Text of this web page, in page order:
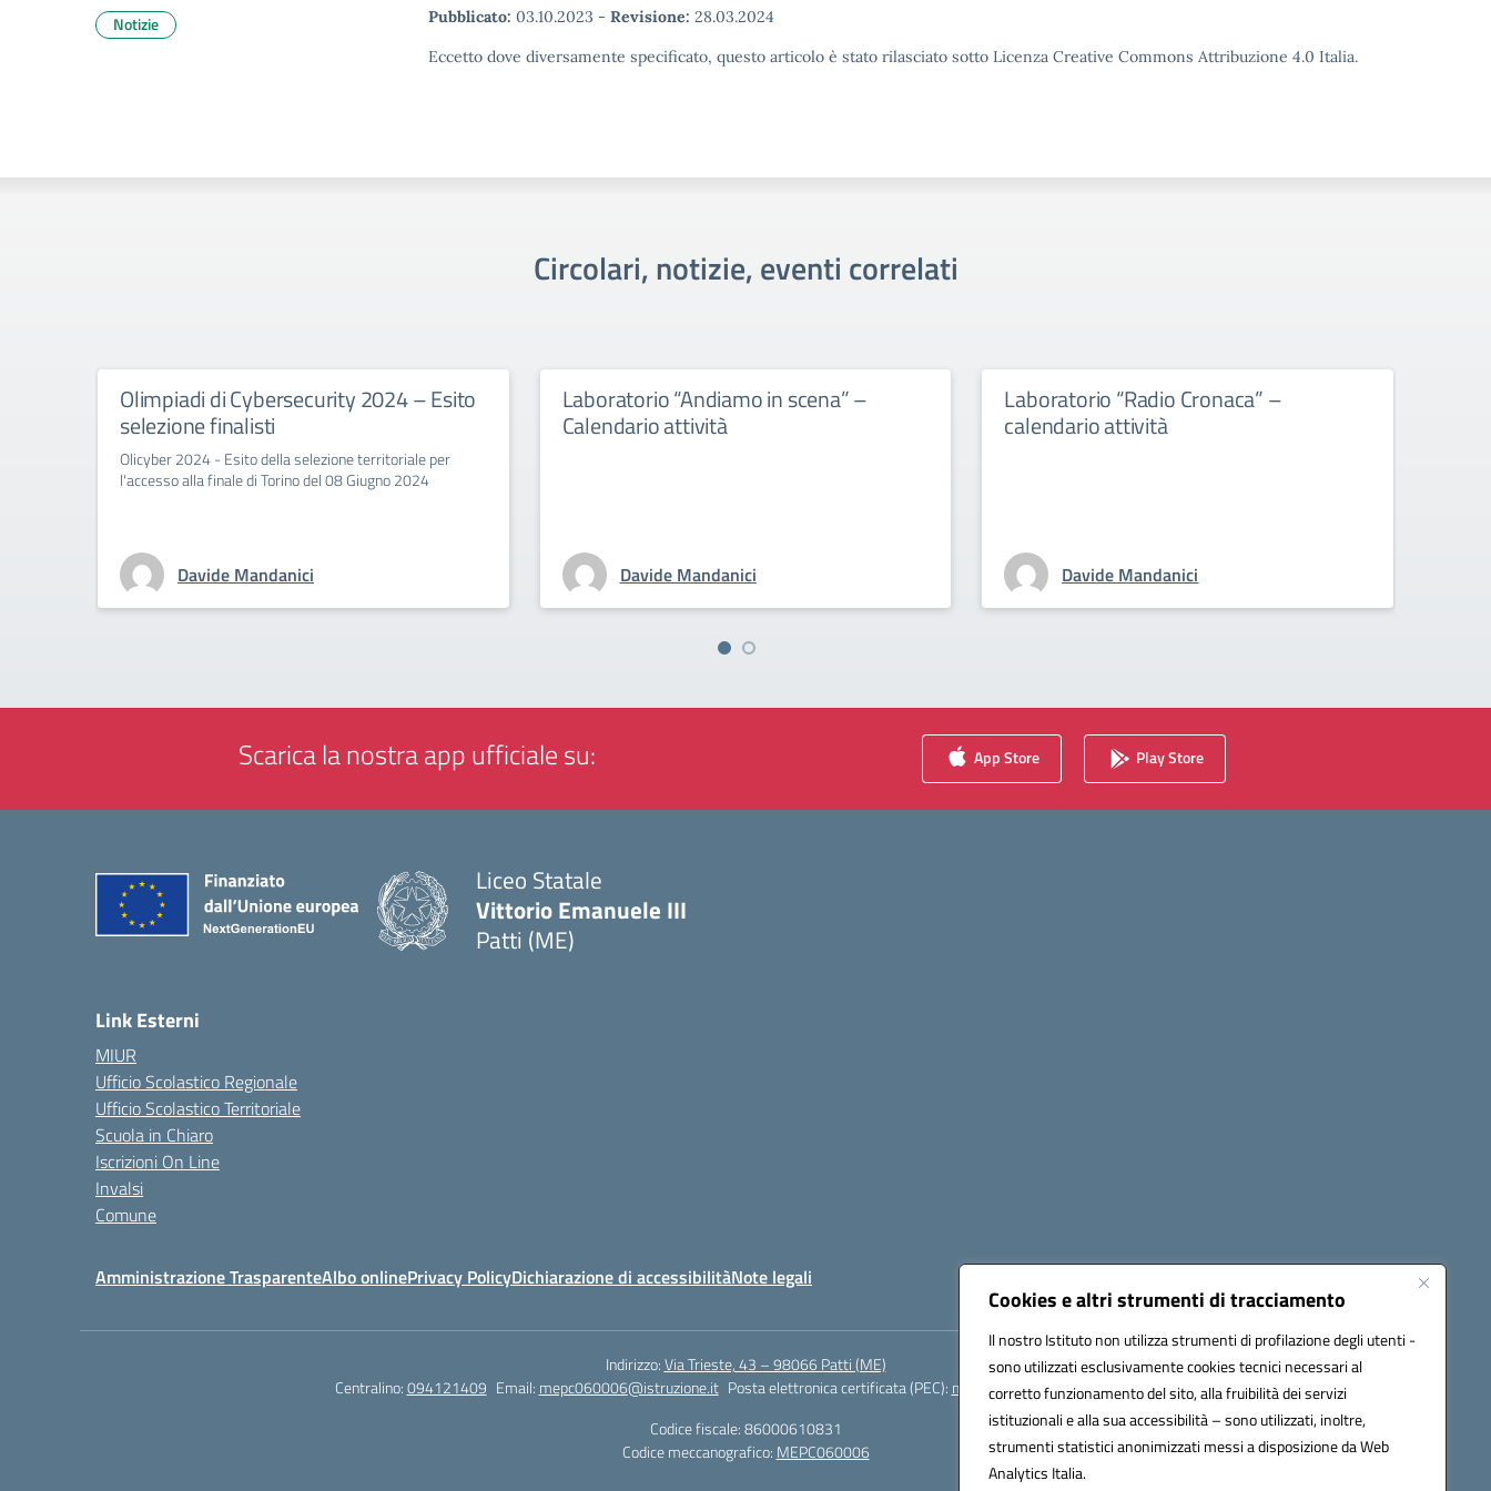
Cookies e altri strumenti di tracciamento
Il nostro Istituto non utilizza strumenti di profilazione degli utenti -
sono utilizzati esclusivamente cookies tecnici necessari al
corretto funzionamento del sito, alla fruibilità dei servizi
istituzionali e alla sua accessibilità – sono utilizzati, inoltre,
strumenti statistici anonimizzati messi a disposizione da Web
Analytics Italia.
Pubblicato: 03.10.2023 - Revisione: 28.03.2024
Eccetto dove diversamente specificato, questo articolo è stato rilasciato sotto Licenza Creative Commons Attribuzione 4.0 Italia.
Notizie
Circolari, notizie, eventi correlati
Olimpiadi di Cybersecurity 2024 – Esito
selezione finalisti
Olicyber 2024 - Esito della selezione territoriale per
l'accesso alla finale di Torino del 08 Giugno 2024
Davide Mandanici
Laboratorio “Andiamo in scena” –
Calendario attività
Davide Mandanici
Laboratorio “Radio Cronaca” –
calendario attività
Davide Mandanici
Scarica la nostra app ufficiale su: App Store Play Store
Liceo Statale
Vittorio Emanuele III
Patti (ME)
Link Esterni
MIUR
Ufficio Scolastico Regionale
Ufficio Scolastico Territoriale
Scuola in Chiaro
Iscrizioni On Line
Invalsi
Comune
Amministrazione TrasparenteAlbo onlinePrivacy PolicyDichiarazione di accessibilitàNote legali Seguici su:
Indirizzo:Via Trieste, 43 – 98066 Patti (ME)
Centralino:094121409 Email: mepc060006@istruzione.it Posta elettronica certificata (PEC): mepc060006@pec.istruzione.it
Codice fiscale: 86000610831
Codice meccanografico: MEPC060006